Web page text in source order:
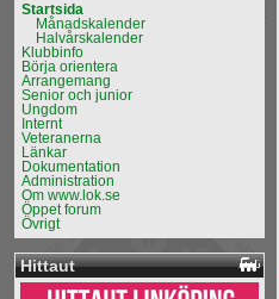
Startsida
Månadskalender
Halvårskalender
Klubbinfo
Börja orientera
Arrangemang
Senior och junior
Ungdom
Internt
Veteranerna
Länkar
Dokumentation
Administration
Om www.lok.se
Öppet forum
Övrigt
Hittaut